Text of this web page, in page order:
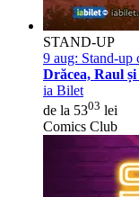
STAND-UP
9 aug: Stand-up
Drăcea, Raul
ia Bilet
de la 5303 lei
Comics Club